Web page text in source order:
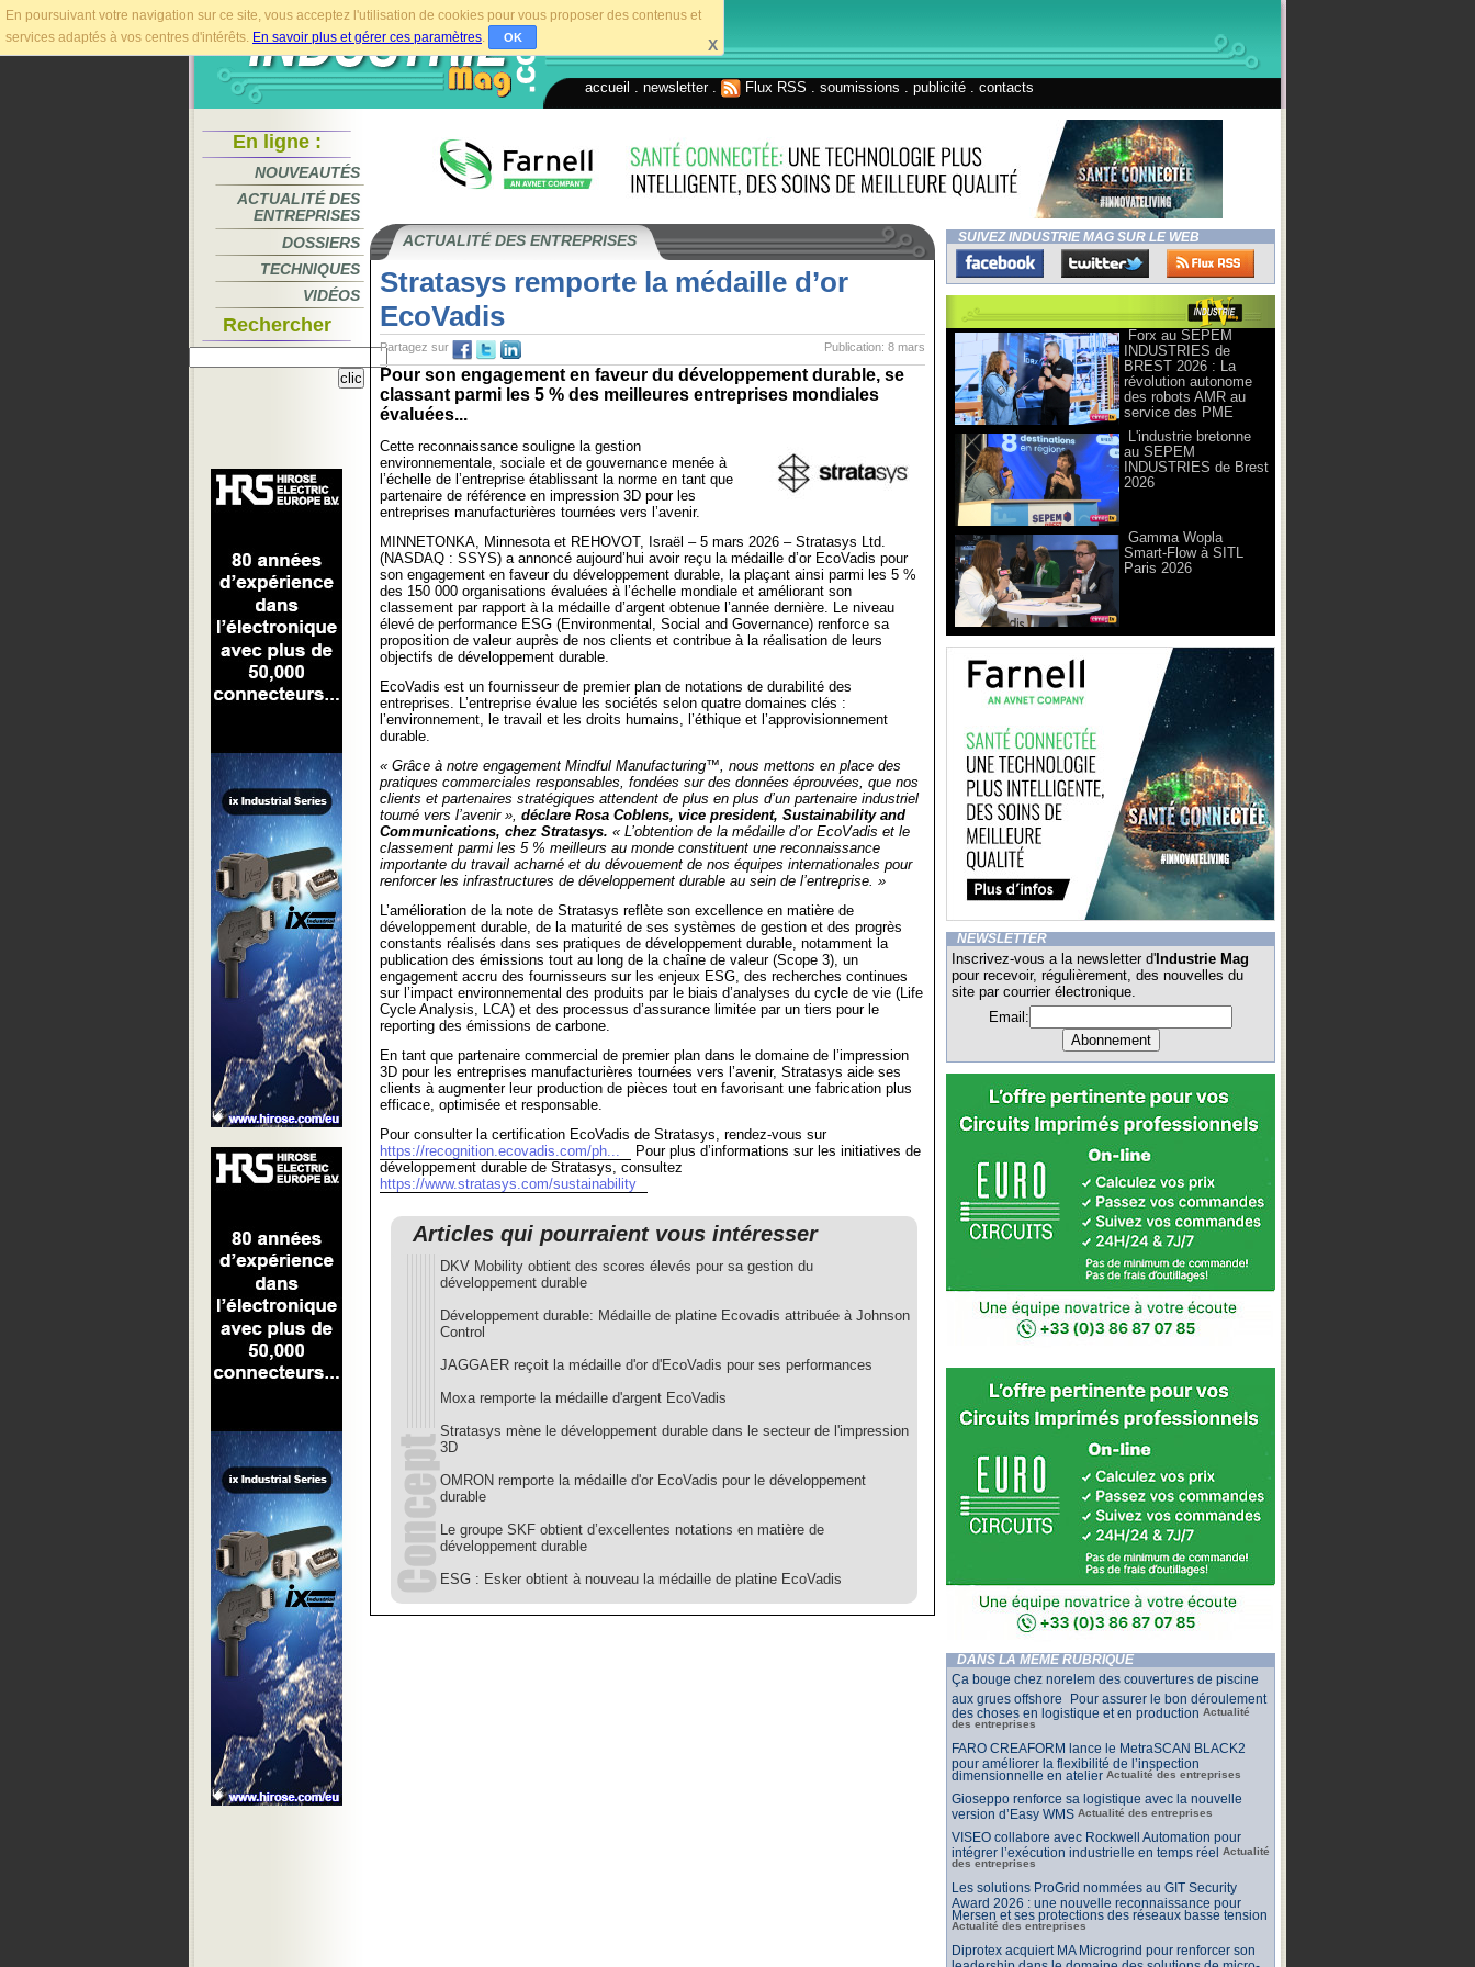
En poursuivant votre navigation sur ce site, vous acceptez l'utilisation de cookies pour vous proposer des contenus et
services adaptés à vos centres d'intérêts. En savoir plus et gérer ces paramètres. OK X
accueil newsletter. Flux RSS soumissions publicité contacts
En ligne :
NOUVEAUTÉS
ACTUALITÉ DES
ENTREPRISES
DOSSIERS
TECHNIQUES
VIDÉOS
Rechercher
ACTUALITÉ DES ENTREPRISES
Stratasys remporte la médaille d’or
EcoVadis
Publication: 8 mars
Partagez sur
Pour son engagement en faveur du développement durable, se
classant parmi les 5 % des meilleures entreprises mondiales
évaluées...
Cette reconnaissance souligne la gestion
environnementale, sociale et de gouvernance menée à
l’échelle de l’entreprise établissant la norme en tant que
partenaire de référence en impression 3D pour les
entreprises manufacturières tournées vers l’avenir.
MINNETONKA, Minnesota et REHOVOT, Israël – 5 mars 2026 – Stratasys Ltd.
(NASDAQ : SSYS) a annoncé aujourd’hui avoir reçu la médaille d’or EcoVadis pour
son engagement en faveur du développement durable, la plaçant ainsi parmi les 5 %
des 150 000 organisations évaluées à l’échelle mondiale et améliorant son
classement par rapport à la médaille d’argent obtenue l’année dernière. Le niveau
élevé de performance ESG (Environmental, Social and Governance) renforce sa
proposition de valeur auprès de nos clients et contribue à la réalisation de leurs
objectifs de développement durable.
EcoVadis est un fournisseur de premier plan de notations de durabilité des
entreprises. L’entreprise évalue les sociétés selon quatre domaines clés :
l’environnement, le travail et les droits humains, l’éthique et l’approvisionnement
durable.
« Grâce à notre engagement Mindful Manufacturing™, nous mettons en place des
pratiques commerciales responsables, fondées sur des données éprouvées, que nos
clients et partenaires stratégiques attendent de plus en plus d’un partenaire industriel
tourné vers l’avenir », déclare Rosa Coblens, vice president, Sustainability and
Communications, chez Stratasys. « L’obtention de la médaille d’or EcoVadis et le
classement parmi les 5 % meilleurs au monde constituent une reconnaissance
importante du travail acharné et du dévouement de nos équipes internationales pour
renforcer les infrastructures de développement durable au sein de l’entreprise. »
L’amélioration de la note de Stratasys reflète son excellence en matière de
développement durable, de la maturité de ses systèmes de gestion et des progrès
constants réalisés dans ses pratiques de développement durable, notamment la
publication des émissions tout au long de la chaîne de valeur (Scope 3), un
engagement accru des fournisseurs sur les enjeux ESG, des recherches continues
sur l’impact environnemental des produits par le biais d’analyses du cycle de vie (Life
Cycle Analysis, LCA) et des processus d’assurance limitée par un tiers pour le
reporting des émissions de carbone.
En tant que partenaire commercial de premier plan dans le domaine de l’impression
3D pour les entreprises manufacturières tournées vers l’avenir, Stratasys aide ses
clients à augmenter leur production de pièces tout en favorisant une fabrication plus
efficace, optimisée et responsable.
Pour consulter la certification EcoVadis de Stratasys, rendez-vous sur
https://recognition.ecovadis.com/ph...
Pour plus d’informations sur les initiatives de
développement durable de Stratasys, consultez
https://www.stratasys.com/sustainability
Articles qui pourraient vous intéresser
DKV Mobility obtient des scores élevés pour sa gestion du
développement durable
Développement durable: Médaille de platine Ecovadis attribuée à Johnson
Control
JAGGAER reçoit la médaille d'or d'EcoVadis pour ses performances
Moxa remporte la médaille d'argent EcoVadis
Stratasys mène le développement durable dans le secteur de l'impression
3D
OMRON remporte la médaille d'or EcoVadis pour le développement
durable
Le groupe SKF obtient d’excellentes notations en matière de
développement durable
ESG : Esker obtient à nouveau la médaille de platine EcoVadis
SUIVEZ INDUSTRIE MAG SUR LE WEB
Forx au SEPEM
INDUSTRIES de
BREST 2026 : La
révolution autonome
des robots AMR au
service des PME
L'industrie bretonne
au SEPEM
INDUSTRIES de Brest
2026
Gamma Wopla
Smart-Flow à SITL
Paris 2026
NEWSLETTER
Inscrivez-vous a la newsletter d' Industrie Mag
pour recevoir, régulièrement, des nouvelles du
site par courrier électronique.
Email:
DANS LA MÊME RUBRIQUE
Ça bouge chez norelem des couvertures de piscine
aux grues offshore Pour assurer le bon déroulement
des choses en logistique et en production Actualité
des entreprises
FARO CREAFORM lance le MetraSCAN BLACK2
pour améliorer la flexibilité de l’inspection
dimensionnelle en atelier Actualité des entreprises
Gioseppo renforce sa logistique avec la nouvelle
version d’Easy WMS Actualité des entreprises
VISEO collabore avec Rockwell Automation pour
intégrer l’exécution industrielle en temps réel Actualité
des entreprises
Les solutions ProGrid nommées au GIT Security
Award 2026 : une nouvelle reconnaissance pour
Mersen et ses protections des réseaux basse tension
Actualité des entreprises
Diprotex acquiert MA Microgrind pour renforcer son
leadership dans le domaine des solutions de micro-